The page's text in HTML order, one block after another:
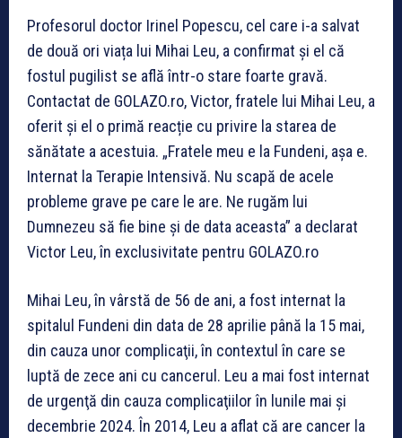
Profesorul doctor Irinel Popescu, cel care i-a salvat
de două ori viața lui Mihai Leu, a confirmat și el că
fostul pugilist se află într-o stare foarte gravă.
Contactat de GOLAZO.ro, Victor, fratele lui Mihai Leu, a
oferit și el o primă reacție cu privire la starea de
sănătate a acestuia. „Fratele meu e la Fundeni, așa e.
Internat la Terapie Intensivă. Nu scapă de acele
probleme grave pe care le are. Ne rugăm lui
Dumnezeu să fie bine și de data aceasta” a declarat
Victor Leu, în exclusivitate pentru GOLAZO.ro
Mihai Leu, în vârstă de 56 de ani, a fost internat la
spitalul Fundeni din data de 28 aprilie până la 15 mai,
din cauza unor complicaţii, în contextul în care se
luptă de zece ani cu cancerul. Leu a mai fost internat
de urgenţă din cauza complicaţiilor în lunile mai şi
decembrie 2024. În 2014, Leu a aflat că are cancer la